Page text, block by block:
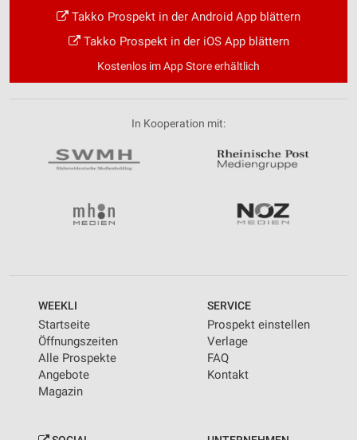
Takko Prospekt in der Android App blättern
Takko Prospekt in der iOS App blättern
Kostenlos im App Store erhältlich
In Kooperation mit:
WEEKLI
Startseite
Öffnungszeiten
Alle Prospekte
Angebote
Magazin
SERVICE
Prospekt einstellen
Verlage
FAQ
Kontakt